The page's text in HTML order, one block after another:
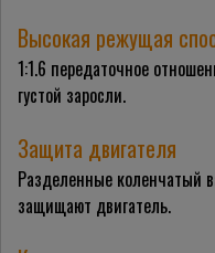
Высокая режущая
1:1.6 передаточное
густой заросли.
Защита двигателя
Разделенные коленчатый
защищают двигатель.